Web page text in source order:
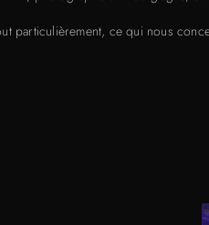
particulièrement, ce qui nous